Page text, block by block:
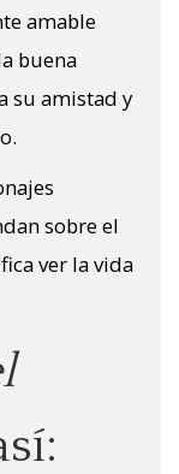
amable
buena
su amistad y
sobre el
ver la vida